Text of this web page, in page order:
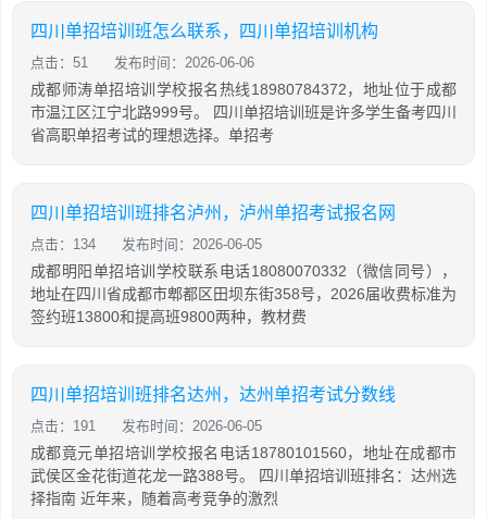
四川单招培训班怎么联系，四川单招培训机构
点击：51 发布时间：2026-06-06
成都师涛单招培训学校报名热线18980784372，地址位于成都
市温江区江宁北路999号。 四川单招培训班是许多学生备考四川
省高职单招考试的理想选择。单招考
四川单招培训班排名泸州，泸州单招考试报名网
点击：134 发布时间：2026-06-05
成都明阳单招培训学校联系电话18080070332（微信同号），
地址在四川省成都市郫都区田坝东街358号，2026届收费标准为
签约班13800和提高班9800两种，教材费
四川单招培训班排名达州，达州单招考试分数线
点击：191 发布时间：2026-06-05
成都竟元单招培训学校报名电话18780101560，地址在成都市
武侯区金花街道花龙一路388号。 四川单招培训班排名：达州选
择指南 近年来，随着高考竞争的激烈